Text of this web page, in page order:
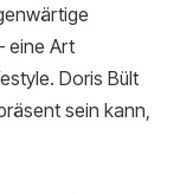
eine Art
Doris Bült
sein kann,